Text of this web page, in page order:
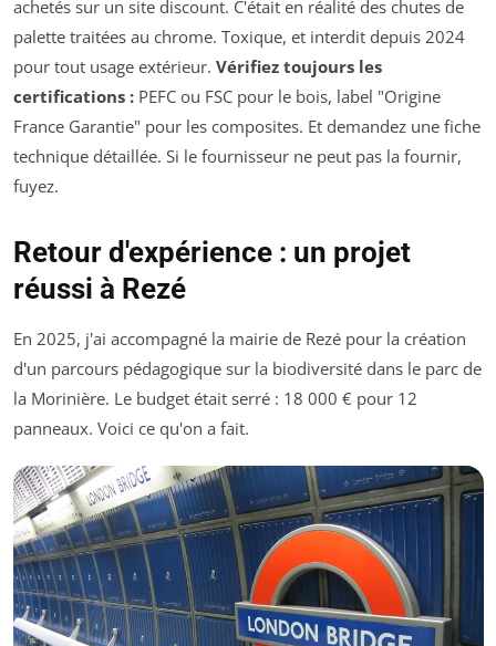
achetés sur un site discount. C'était en réalité des chutes de
palette traitées au chrome. Toxique, et interdit depuis 2024
pour tout usage extérieur. Vérifiez toujours les
certifications : PEFC ou FSC pour le bois, label "Origine
France Garantie" pour les composites. Et demandez une fiche
technique détaillée. Si le fournisseur ne peut pas la fournir,
fuyez.
Retour d'expérience : un projet
réussi à Rezé
En 2025, j'ai accompagné la mairie de Rezé pour la création
d'un parcours pédagogique sur la biodiversité dans le parc de
la Morinière. Le budget était serré : 18 000 € pour 12
panneaux. Voici ce qu'on a fait.